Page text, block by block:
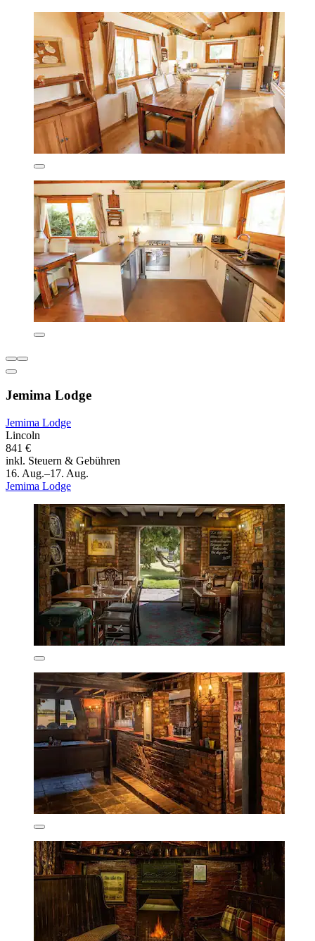
Jemima Lodge
Jemima Lodge
Lincoln
841 €
inkl. Steuern & Gebühren
16. Aug.–17. Aug.
Jemima Lodge